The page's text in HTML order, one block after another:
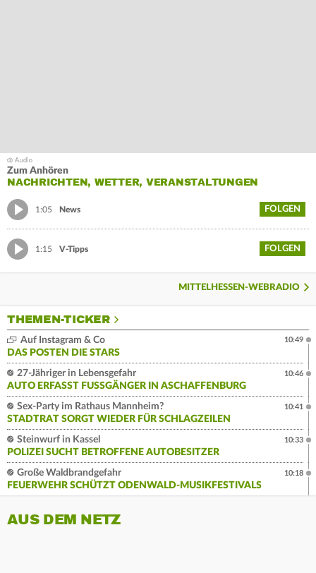
Zum Anhören
NACHRICHTEN, WETTER, VERANSTALTUNGEN
1:05 News FOLGEN
1:15 V-Tipps FOLGEN
MITTELHESSEN-WEBRADIO
THEMEN-TICKER
Auf Instagram & Co
DAS POSTEN DIE STARS
10:49
27-Jähriger in Lebensgefahr
AUTO ERFASST FUSSGÄNGER IN ASCHAFFENBURG
10:46
Sex-Party im Rathaus Mannheim?
STADTRAT SORGT WIEDER FÜR SCHLAGZEILEN
10:41
Steinwurf in Kassel
POLIZEI SUCHT BETROFFENE AUTOBESITZER
10:33
Große Waldbrandgefahr
FEUERWEHR SCHÜTZT ODENWALD-MUSIKFESTIVALS
10:18
AUS DEM NETZ